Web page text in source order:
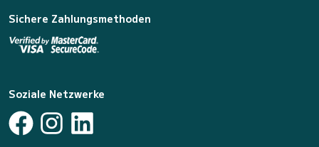
Sichere Zahlungsmethoden
Soziale Netzwerke